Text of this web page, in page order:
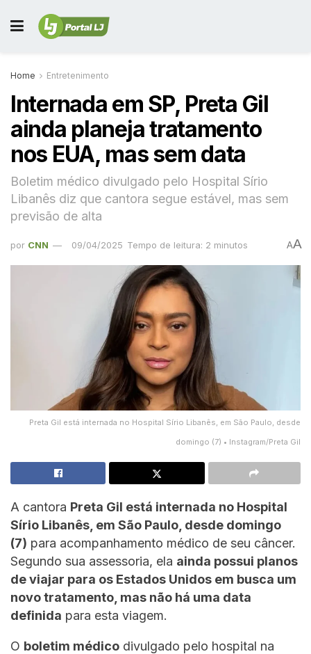
Home Entretenimento
Internada em SP, Preta Gil
ainda planeja tratamento
nos EUA, mas sem data
Boletim médico divulgado pelo Hospital Sírio
Libanês diz que cantora segue estável, mas sem
previsão de alta
por CNN 09/04/2025 Tempo de leitura: 2 minutos AA
Preta Gil está internada no Hospital Sírio Libanês, em São Paulo, desde
domingo (7) • Instagram/Preta Gil
A cantora Preta Gil está internada no Hospital
Sírio Libanês, em São Paulo, desde domingo
(7) para acompanhamento médico de seu câncer.
Segundo sua assessoria, ela ainda possui planos
de viajar para os Estados Unidos em busca um
novo tratamento, mas não há uma data
definida para esta viagem.
O boletim médico divulgado pelo hospital na